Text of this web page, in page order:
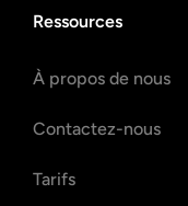
Ressources
À propos de nous
Contactez-nous
Tarifs